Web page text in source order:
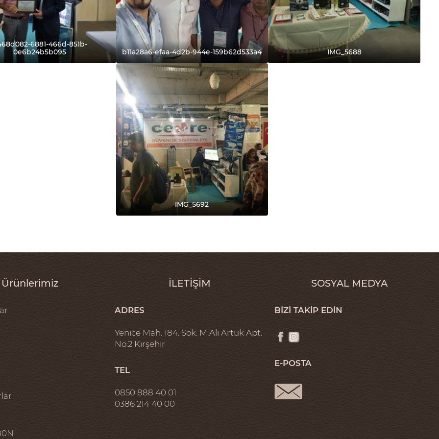
6881-466d-851b-
0e6b24b5b095
b11a28a6-efaa-4d2b-944e-159b62d533a4 IMG_5688
IMG_5692
Ürünlerimiz İLETİŞİM
ADRES
Yenice Mah. 184. Sok. M.Ali Artuk Apt.
No:2 Kırşehir
TEL
0850 888 40 01
0386 214 40 00
SOSYAL MEDYA
BİZİ TAKİP EDİN
E-POSTA